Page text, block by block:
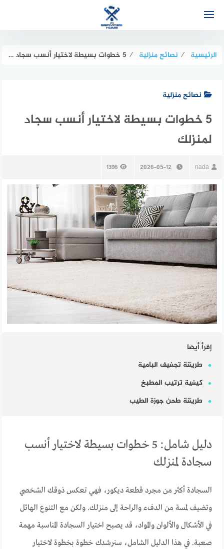
الرئيسية ⁄ نصائح منزلية ⁄ 5 خطوات بسيطة لاختيار أنسب سجاد لمنزلك
نصائح منزلية
5 خطوات بسيطة لاختيار أنسب سجاد
لمنزلك
nada
2026-05-12
1396
إقرأ أيضا
طريقة تجفيف البامية
كيفية ترتيب المطبخ
طريقة طحن جوزة الطيب
دليل شامل: 5 خطوات بسيطة لاختيار أنسب
سجادة لمنزلك
السجادة أكثر من مجرد قطعة ديكور، فهي تعكس ذوقك الشخصي
وتضيف لمسة من الدفء والراحة إلى منزلك. ولكن مع التنوع الهائل
في الأشكال والألوان والمواد، قد يصبح اختيار السجادة المناسبة مهمة
صعبة. في هذا الدليل الشامل، سنرشدك خطوة بخطوة لاختيار